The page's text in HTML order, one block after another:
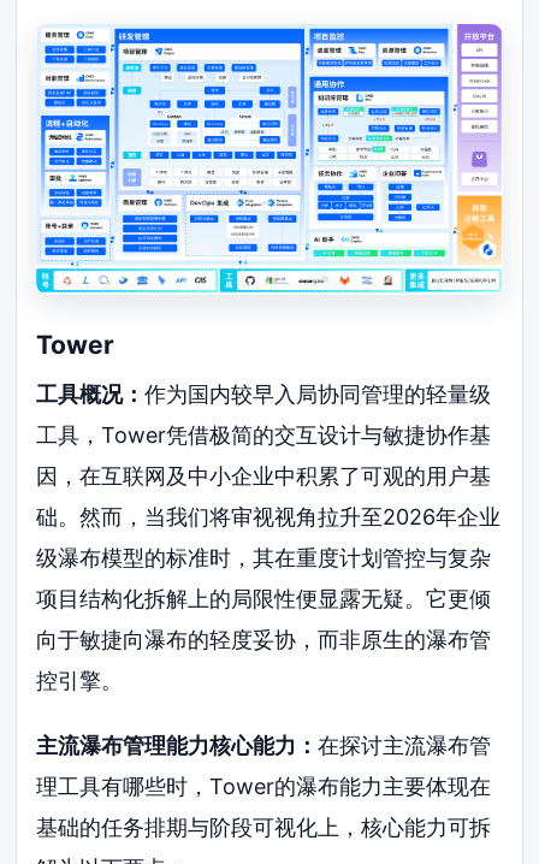
Tower
工具概况：作为国内较早入局协同管理的轻量级
工具，Tower凭借极简的交互设计与敏捷协作基
因，在互联网及中小企业中积累了可观的用户基
础。然而，当我们将审视视角拉升至2026年企业
级瀑布模型的标准时，其在重度计划管控与复杂
项目结构化拆解上的局限性便显露无疑。它更倾
向于敏捷向瀑布的轻度妥协，而非原生的瀑布管
控引擎。
主流瀑布管理能力核心能力：在探讨主流瀑布管
理工具有哪些时，Tower的瀑布能力主要体现在
基础的任务排期与阶段可视化上，核心能力可拆